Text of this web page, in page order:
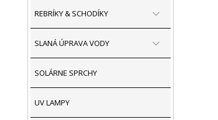
REBRÍKY & SCHODÍKY
SLANÁ ÚPRAVA VODY
SOLÁRNE SPRCHY
UV LAMPY